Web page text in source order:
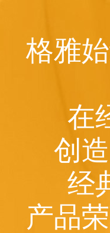
格雅
在
创
经
产品